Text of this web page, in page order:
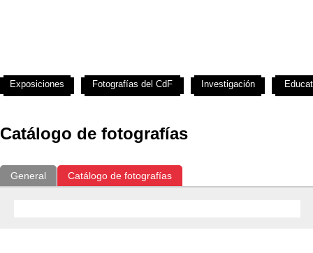
Catálogo de fotografías
General Catálogo de fotografías
Exposiciones Fotografías del CdF Investigación